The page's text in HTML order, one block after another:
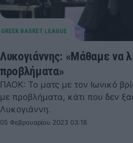
Λυκογιάννης: «Μάθαμε να
προβλήματα»
ΠΑΟΚ: Το ματς με τον Ιωνικό
με προβλήματα, κάτι που δεν
Λυκογιάννη.
05 Φεβρουαρίου 2023 03:18